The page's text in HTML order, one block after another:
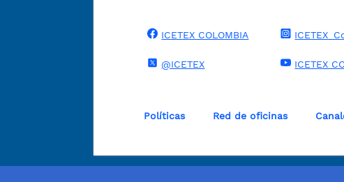
ICETEX COLOMBIA
@ICETEX ICETEX
Políticas Red de oficinas